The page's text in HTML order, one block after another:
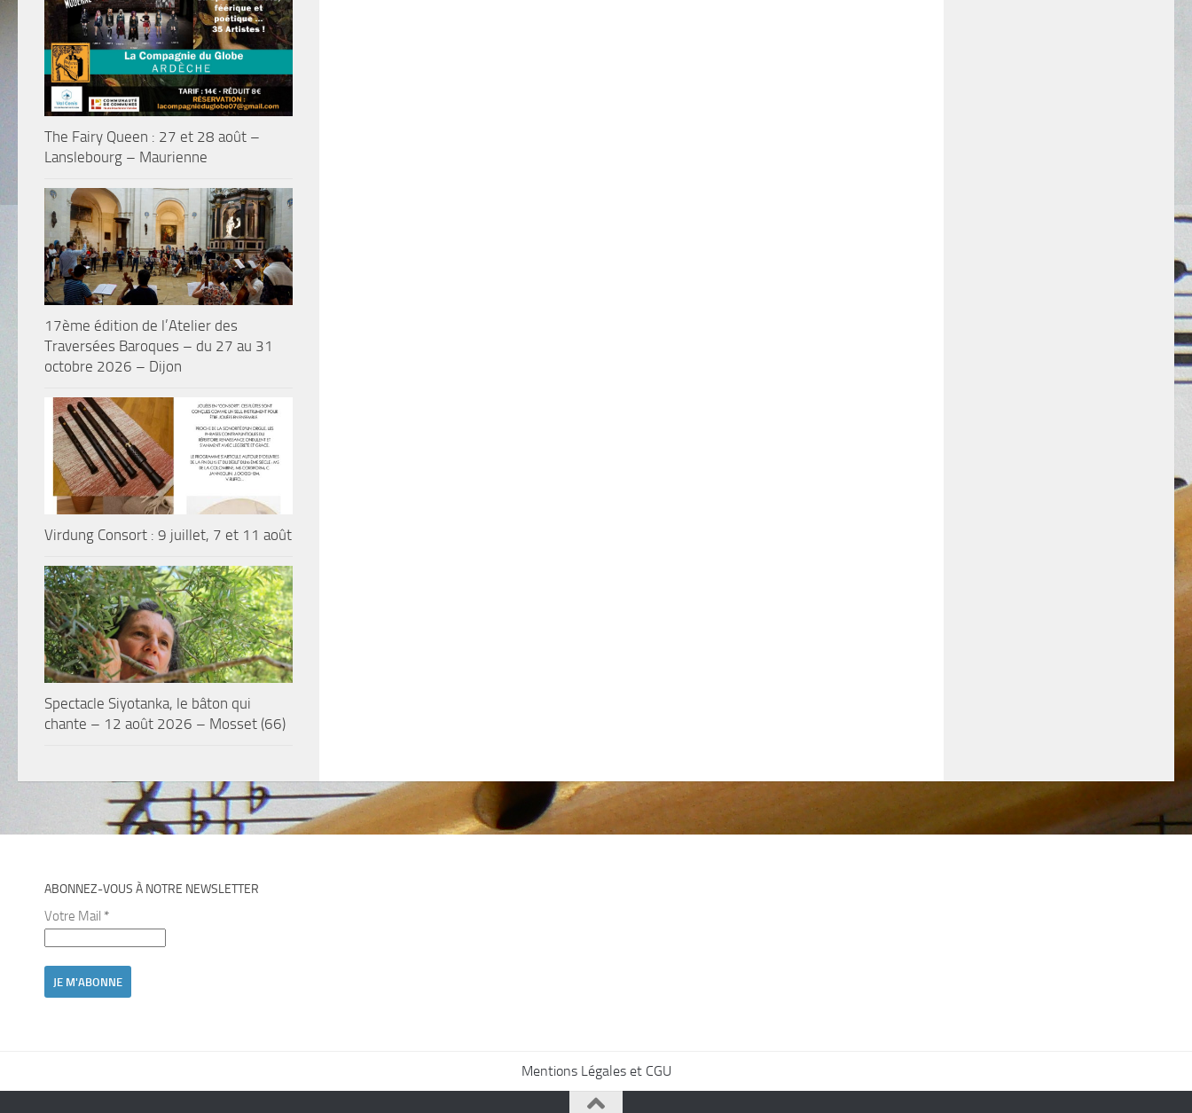
The Fairy Queen : 27 et 28 août –
Lanslebourg – Maurienne
17ème édition de l’Atelier des
Traversées Baroques – du 27 au 31
octobre 2026 – Dijon
Virdung Consort : 9 juillet, 7 et 11 août
Spectacle Siyotanka, le bâton qui
chante – 12 août 2026 – Mosset (66)
ABONNEZ-VOUS À NOTRE NEWSLETTER
Votre Mail *
Mentions Légales et CGU